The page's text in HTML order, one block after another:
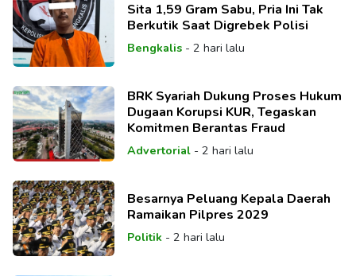
Sita 1,59 Gram Sabu, Pria Ini Tak
Berkutik Saat Digrebek Polisi
Bengkalis- 2 hari lalu
BRK Syariah Dukung Proses Hukum
Dugaan Korupsi KUR, Tegaskan
Komitmen Berantas Fraud
Advertorial- 2 hari lalu
Besarnya Peluang Kepala Daerah
Ramaikan Pilpres 2029
Politik- 2 hari lalu